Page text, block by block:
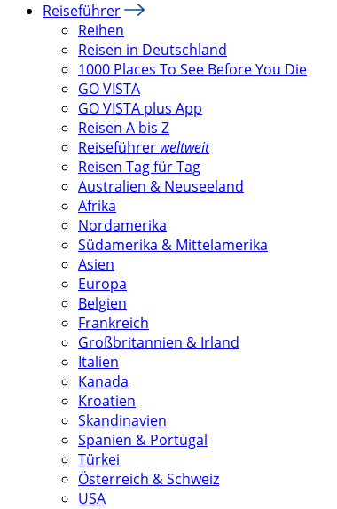
Reiseführer
Reihen
Reisen in Deutschland
1000 Places To See Before You Die
GO VISTA
GO VISTA plus App
Reisen A bis Z
Reiseführer weltweit
Reisen Tag für Tag
Australien & Neuseeland
Afrika
Nordamerika
Südamerika & Mittelamerika
Asien
Europa
Belgien
Frankreich
Großbritannien & Irland
Italien
Kanada
Kroatien
Skandinavien
Spanien & Portugal
Türkei
Österreich & Schweiz
USA